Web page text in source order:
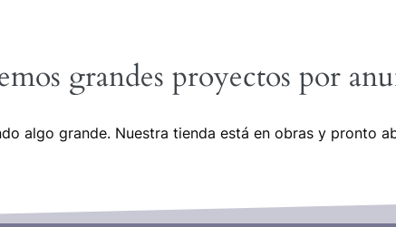
grandes proyectos por
algo grande. Nuestra tienda está en obras y pronto